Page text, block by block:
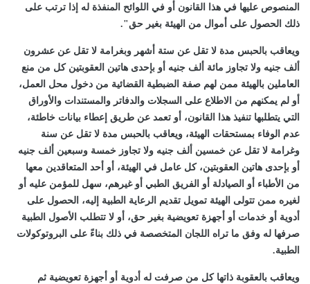
المنصوص عليها في هذا القانون أو في اللوائح المنفذة له إذا ترتب على
ذلك الحصول على أموال من الهيئة بغير حق".
ويعاقب بالحبس مدة لا تقل عن ستة أشهر وبغرامة لا تقل عن عشرون
ألف جنيه ولا تجاوز مائة ألف جنيه أو بإحدى هاتين العقوبتين كل من منع
العاملين بالهيئة ممن لهم صفة الضبطية القضائية من دخول محل العمل،
أو لم يمكنهم من الاطلاع على السجلات والدفاتر والمستندات والأوراق
التي يتطلبها تنفيذ هذا القانون، أو تعمد عن طريق إعطاء بيانات خاطئة،
عدم الوفاء بمستحقات الهيئة، ويعاقب بالحبس مدة لا تقل عن سنة
وغرامة لا تقل عن خمسين ألف جنيه ولا تجاوز خمسة وسبعين ألف جنيه
أو بإحدى هاتين العقوبتين، كل عامل في الهيئة، أو أحد المتعاقدين معها
من الأطباء أو الصيادلة أو الفريق الطبي أو غيرهم، سهل للمؤمن عليه أو
لغيره ممن تتولى الهيئة تمويل تقديم الرعاية الطبية إليه، الحصول على
أدوية أو خدمات أو أجهزة تعويضية بغير حق، أو لا تتطلب الأصول الطبية
صرفها له وفق ما تراه اللجان المتخصصة في ذلك بناءً على البروتوكولات
الطبية.
ويعاقب بالعقوبة ذاتها كل من صرفت له أدوية أو أجهزة تعويضية ثم